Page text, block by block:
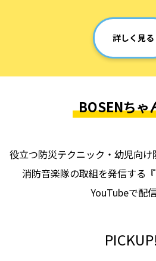
詳しく見る
BOSENちゃ
役立つ防災テクニック・幼児向
消防音楽隊の取組を発信する
YouTubeで配